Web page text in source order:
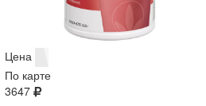
Цена
По карте
3647